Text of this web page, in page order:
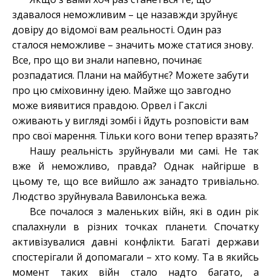
здавалося неможливим – це назавжди зруйнує
довіру до відомої вам реальності. Один раз
сталося неможливе – значить може статися знову.
Все, про що ви знали напевно, починає
розпадатися. Плани на майбутнє? Можете забути
про цю сміховинну ідею. Майже що завгодно
може виявитися правдою. Орвел і Гакслі
оживають у вигляді зомбі і йдуть розповісти вам
про свої марення. Тільки кого вони тепер вразять?
Нашу реальність зруйнували ми самі. Не так
вже й неможливо, правда? Однак найгірше в
цьому те, що все вийшло аж занадто тривіально.
Людство зруйнувала Вавилонська вежа.
Все почалося з маленьких війн, які в один рік
спалахнули в різних точках планети. Спочатку
активізувалися давні конфлікти. Багаті держави
спостерігали й допомагали – хто кому. Та в якийсь
момент таких війн стало надто багато, а